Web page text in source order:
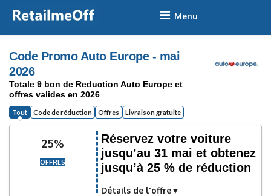
Skip
content
Code Promo Auto Europe - mai
2026
Totale 9 bon de Reduction Auto Europe et
offres valides en 2026
Tout Code de réduction Offres Livraison gratuite
25%
OFFRES
Réservez votre voiture
jusqu’au 31 mai et obtenez
jusqu’à 25 % de réduction
Détails de l'offre